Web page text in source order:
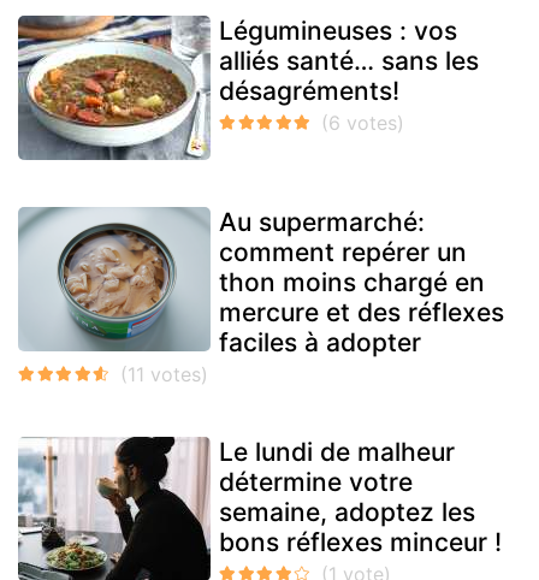
Légumineuses : vos
alliés santé… sans les
désagréments!
Au supermarché:
comment repérer un
thon moins chargé en
mercure et des réflexes
faciles à adopter
Le lundi de malheur
détermine votre
semaine, adoptez les
bons réflexes minceur !